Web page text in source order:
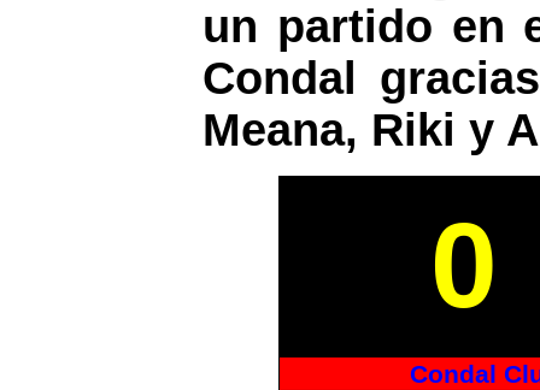
un partido en
Condal
Meana, Riki y
0
Condal